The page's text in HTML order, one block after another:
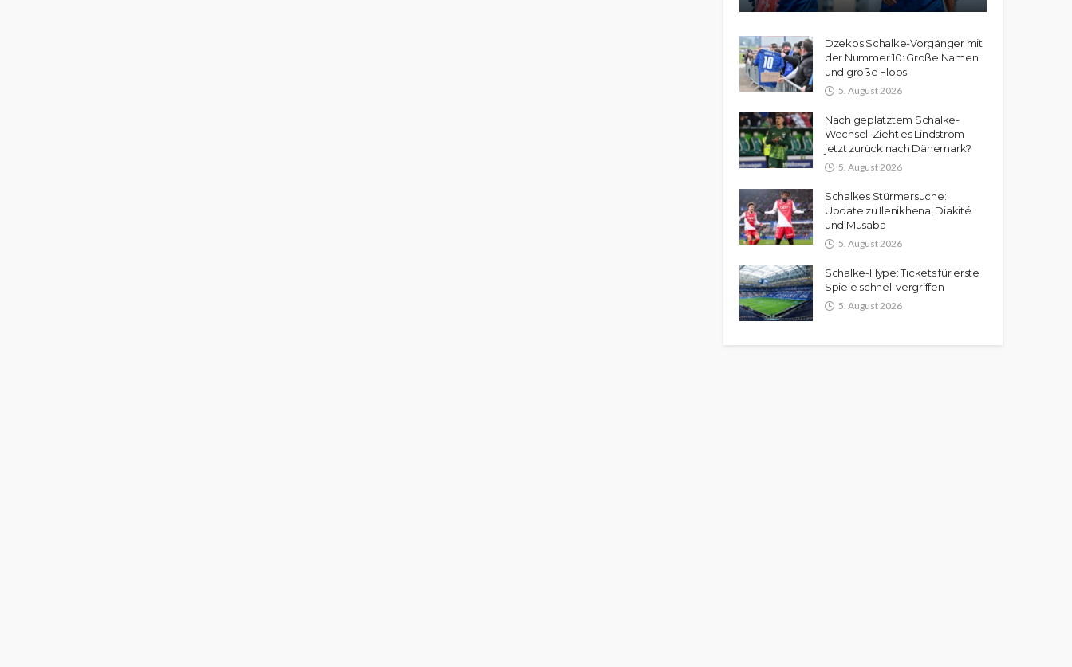
Dzekos Schalke-Vorgänger mit
der Nummer 10: Große Namen
und große Flops
5. August 2026
Nach geplatztem Schalke-
Wechsel: Zieht es Lindström
jetzt zurück nach Dänemark?
5. August 2026
Schalkes Stürmersuche:
Update zu Ilenikhena, Diakité
und Musaba
5. August 2026
Schalke-Hype: Tickets für erste
Spiele schnell vergriffen
5. August 2026